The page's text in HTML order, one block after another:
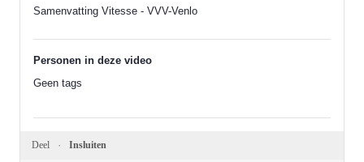
Samenvatting Vitesse - VVV-Venlo
Personen in deze video
Geen tags
Deel Insluiten